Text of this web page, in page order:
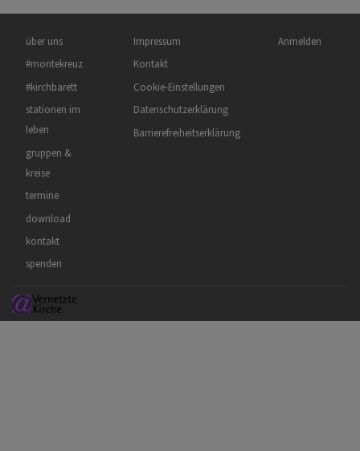
Hauptnavigation
über uns
#montekreuz
#kirchbarett
stationen im
leben
gruppen &
kreise
termine
download
kontakt
spenden
Fußbereichsmenü
Impressum
Kontakt
Cookie-Einstellungen
Datenschutzerklärung
Barrierefreiheitserklärung
Benutzermenü
Anmelden